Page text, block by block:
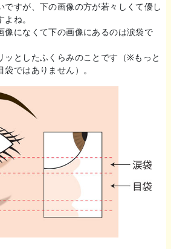
ですが、下の画像の方が若々しくて優し
ね。
像になくて下の画像にあるのは涙袋で
ッとしたふくらみのことです（※もっと
ではありません）。